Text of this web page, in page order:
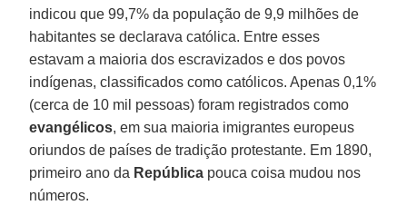
indicou que 99,7% da população de 9,9 milhões de
habitantes se declarava católica. Entre esses
estavam a maioria dos escravizados e dos povos
indígenas, classificados como católicos. Apenas 0,1%
(cerca de 10 mil pessoas) foram registrados como
evangélicos, em sua maioria imigrantes europeus
oriundos de países de tradição protestante. Em 1890,
primeiro ano da República pouca coisa mudou nos
números.